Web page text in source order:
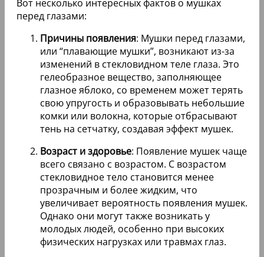
Вот несколько интересных фактов о мушках
перед глазами:
Причины появления: Мушки перед глазами,
или “плавающие мушки”, возникают из-за
изменений в стекловидном теле глаза. Это
гелеобразное вещество, заполняющее
глазное яблоко, со временем может терять
свою упругость и образовывать небольшие
комки или волокна, которые отбрасывают
тень на сетчатку, создавая эффект мушек.
Возраст и здоровье: Появление мушек чаще
всего связано с возрастом. С возрастом
стекловидное тело становится менее
прозрачным и более жидким, что
увеличивает вероятность появления мушек.
Однако они могут также возникать у
молодых людей, особенно при высоких
физических нагрузках или травмах глаз.